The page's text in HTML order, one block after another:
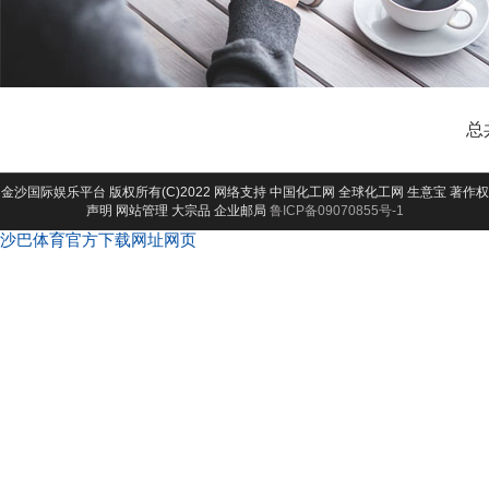
总
金沙国际娱乐平台 版权所有(C)2022 网络支持 中国化工网 全球化工网 生意宝 著作权
声明 网站管理 大宗品 企业邮局 鲁ICP备09070855号-1
沙巴体育官方下载网址网页